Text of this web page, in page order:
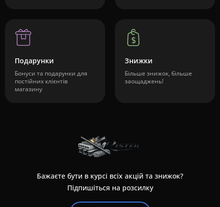
Подарунки
Бонуси та подарунки для
постійних клієнтів
магазину
Знижки
Більше знижок, більше
заощаджень!
Бажаєте бути в курсі всіх акцій та знижок?
Підпишіться на розсилку